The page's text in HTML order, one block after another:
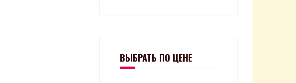
ВЫБРАТЬ ПО ЦЕНЕ